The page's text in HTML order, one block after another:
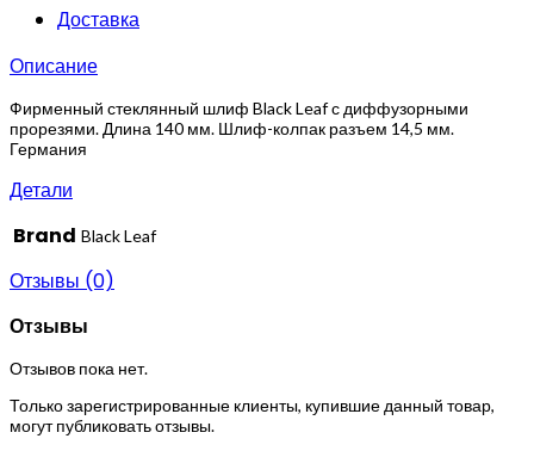
Доставка
Описание
Фирменный стеклянный шлиф Black Leaf с диффузорными
прорезями. Длина 140 мм. Шлиф-колпак разъем 14,5 мм.
Германия
Детали
Brand Black Leaf
Отзывы (0)
Отзывы
Отзывов пока нет.
Только зарегистрированные клиенты, купившие данный товар,
могут публиковать отзывы.